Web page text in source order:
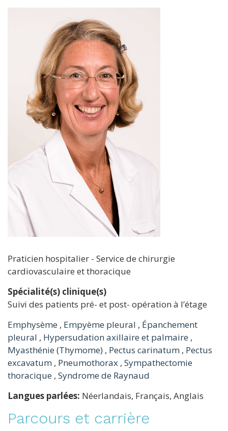
Praticien hospitalier - Service de chirurgie
cardiovasculaire et thoracique
Spécialité(s) clinique(s)
Suivi des patients pré- et post- opération à l’étage
Emphysème , Empyème pleural , Épanchement
pleural , Hypersudation axillaire et palmaire ,
Myasthénie (Thymome) , Pectus carinatum , Pectus
excavatum , Pneumothorax , Sympathectomie
thoracique , Syndrome de Raynaud
Langues parlées: Néerlandais, Français, Anglais
Parcours et carrière